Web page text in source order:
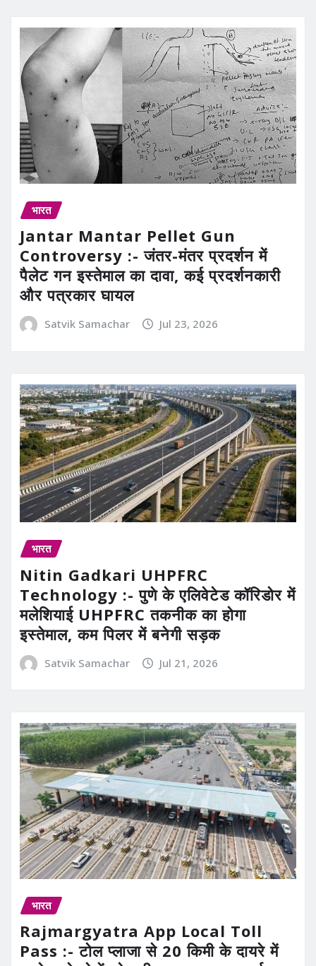
भारत
Jantar Mantar Pellet Gun
Controversy :- जंतर-मंतर प्रदर्शन में
पैलेट गन इस्तेमाल का दावा, कई प्रदर्शनकारी
और पत्रकार घायल
Satvik Samachar Jul 23, 2026
भारत
Nitin Gadkari UHPFRC
Technology :- पुणे के एलिवेटेड कॉरिडोर में
मलेशियाई UHPFRC तकनीक का होगा
इस्तेमाल, कम पिलर में बनेगी सड़क
Satvik Samachar Jul 21, 2026
भारत
Rajmargyatra App Local Toll
Pass :- टोल प्लाजा से 20 किमी के दायरे में